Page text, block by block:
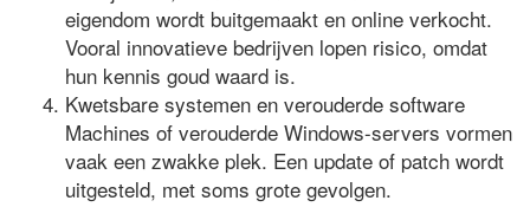
eigendom wordt buitgemaakt en online verkocht.
Vooral innovatieve bedrijven lopen risico, omdat
hun kennis goud waard is.
Kwetsbare systemen en verouderde software
Machines of verouderde Windows-servers vormen
vaak een zwakke plek. Een update of patch wordt
uitgesteld, met soms grote gevolgen.